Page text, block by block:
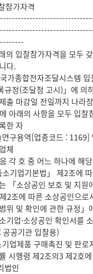
참가자격
의 입찰참가자격을 모두
다.
가종합전자조달시스템 입
규정(조달청 고시)」에 의
출 마감일 전일까지 나라
아래의 사항을 모두 입찰
한 자
구용역[업종코드 : 1169]
체
각 호 중 어느 하나에 해
기업기본법」 제2조에
「소상공인 보호 및 지원
2조에 따른 소상공인으로
위 및 확인에 관한 규정」
기업·소상공인 확인서를
공공기관 입찰용)
업제품 구매촉진 및 판로
시행령 제2조의3 제2호
법인